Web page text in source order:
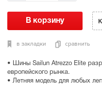
• Шины Sailun Atrezzo Elite
европейского рынка.
• Летняя модель для любых
в закладки сравнить